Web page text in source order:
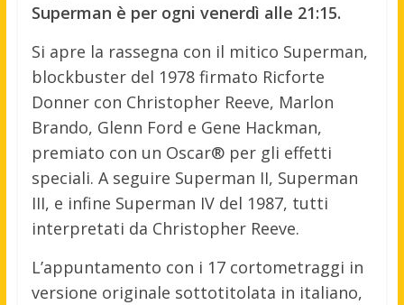
Superman è per ogni venerdì alle 21:15.
Si apre la rassegna con il mitico Superman,
blockbuster del 1978 firmato Ricforte
Donner con Christopher Reeve, Marlon
Brando, Glenn Ford e Gene Hackman,
premiato con un Oscar® per gli effetti
speciali. A seguire Superman II, Superman
III, e infine Superman IV del 1987, tutti
interpretati da Christopher Reeve.
L’appuntamento con i 17 cortometraggi in
versione originale sottotitolata in italiano,